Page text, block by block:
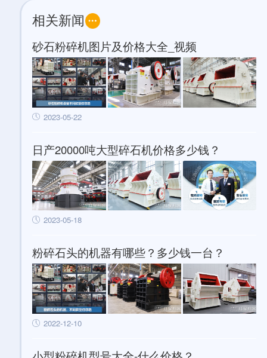
相关新闻
砂石粉碎机图片及价格大全_视频
2023-05-22
日产20000吨大型碎石机价格多少钱？
2023-05-18
粉碎石头的机器有哪些？多少钱一台？
2022-12-10